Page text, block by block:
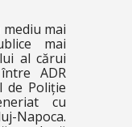
mai
mai
al cărui
ADR
de Poliție
cu
Napoca.